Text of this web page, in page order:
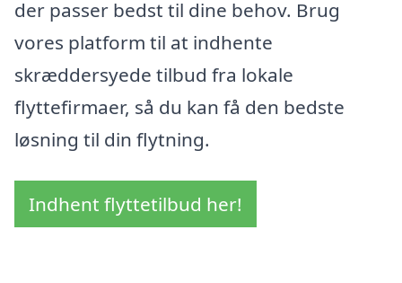
der passer bedst til dine behov. Brug
vores platform til at indhente
skræddersyede tilbud fra lokale
flyttefirmaer, så du kan få den bedste
løsning til din flytning.
Indhent flyttetilbud her!